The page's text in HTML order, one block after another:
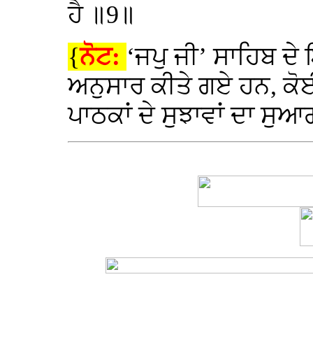
ਹੈ ॥9॥
{ਨੋਟ: ‘ਜਪੁ ਜੀ’ ਸਾਹਿਬ
ਅਨੁਸਾਰ ਕੀਤੇ ਗਏ ਹਨ,
ਪਾਠਕਾਂ ਦੇ ਸੁਝਾਵਾਂ ਦਾ